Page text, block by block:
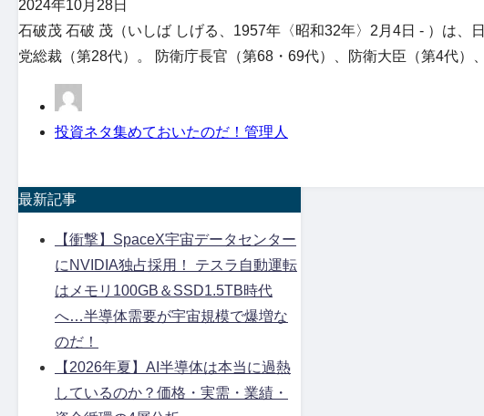
2024年10月28日
石破茂 石破 茂（いしば しげる、1957年〈昭和32年〉2月4日 - ）は
党総裁（第28代）。 防衛庁長官（第68・69代）、防衛大臣（第4代
投資ネタ集めておいたのだ！管理人
最新記事
【衝撃】SpaceX宇宙データセンター
にNVIDIA独占採用！ テスラ自動運転
はメモリ100GB＆SSD1.5TB時代
へ…半導体需要が宇宙規模で爆増な
のだ！
【2026年夏】AI半導体は本当に過熱
しているのか？価格・実需・業績・